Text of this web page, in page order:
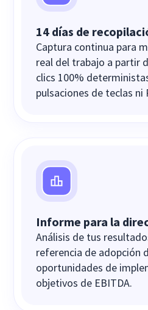
14 días de
Captura continua para
real del trabajo a partir
clics 100%
pulsaciones de teclas ni
Informe para la
Análisis de tus
referencia de adopción
oportunidades de
objetivos de EBITDA.